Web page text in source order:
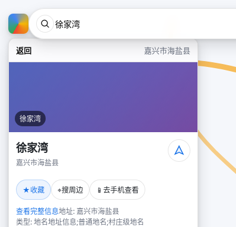
返回 嘉兴市海盐县
徐家湾
徐家湾
嘉兴市海盐县
★收藏 ⌖搜周边 📱 去手机查看
查看完整信息地址: 嘉兴市海盐县
类型: 地名地址信息;普通地名;村庄级地名